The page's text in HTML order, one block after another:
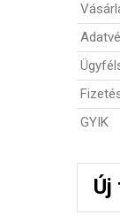
GYIK
Új